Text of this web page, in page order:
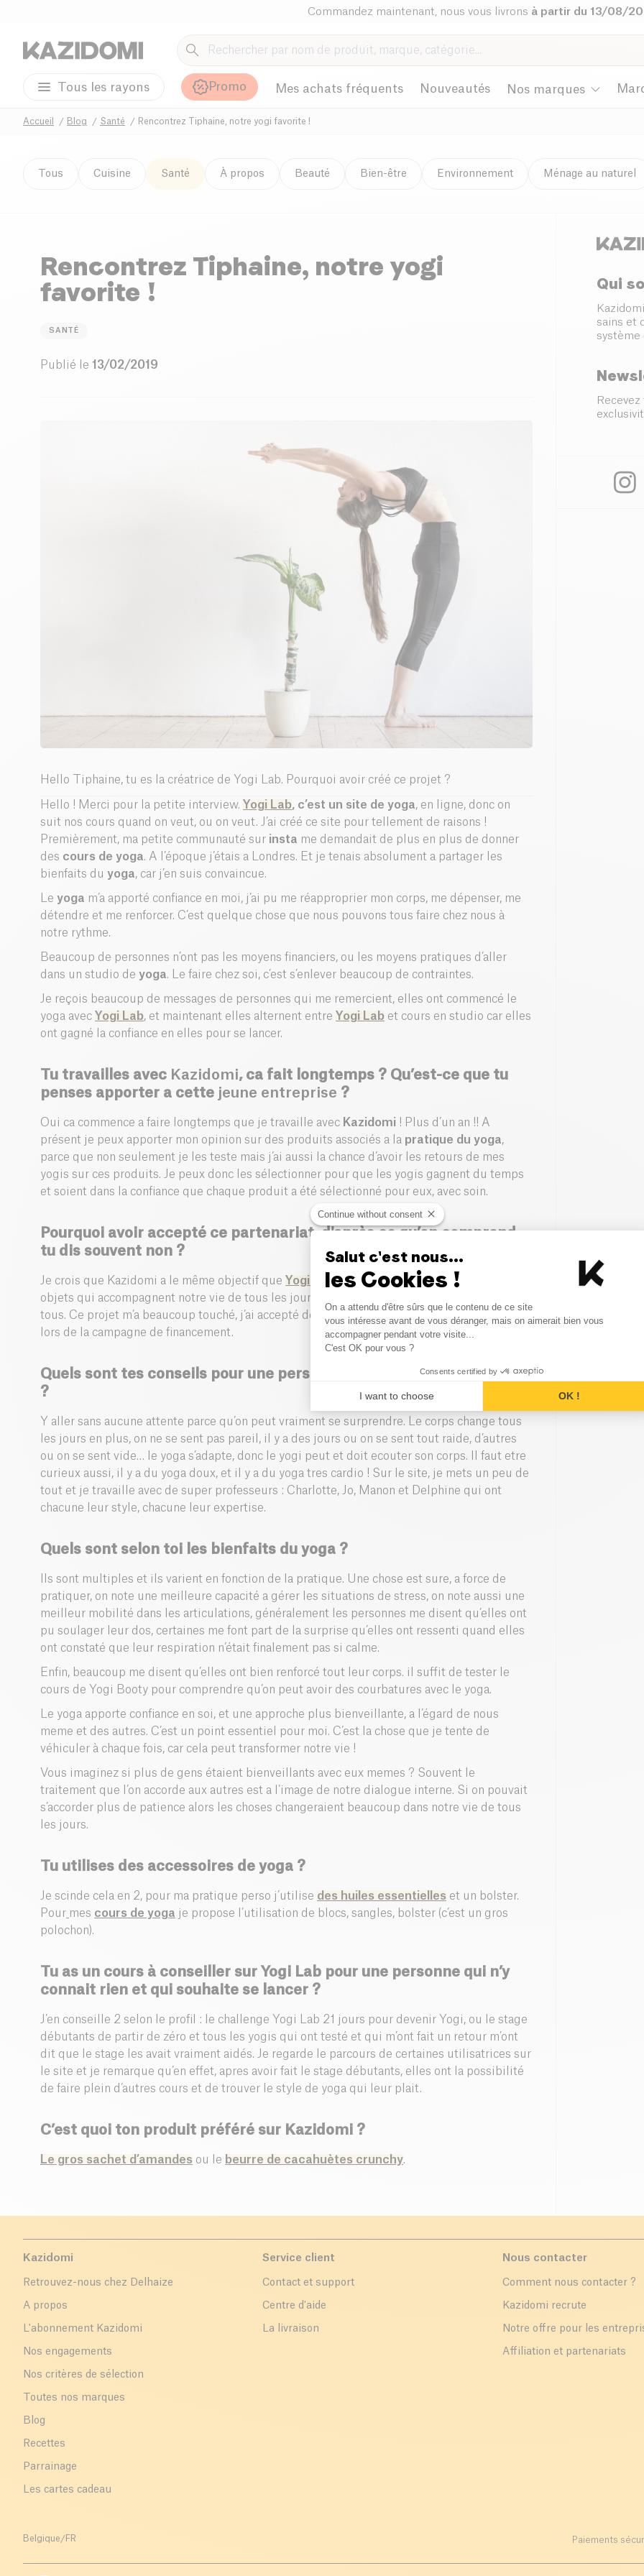
Commandez maintenant, nous vous livrons à partir du 13/08/
Tous les rayons Promo Mes achats fréquents Nouveautés Nos marques
Accueil Blog Santé Rencontrez Tiphaine, notre yogi favorite !
Tous Cuisine Santé À propos Beauté Bien-être Environnement Ménage au naturel
Rencontrez Tiphaine, notre yogi
favorite !
SANTÉ
Publié le 13/02/2019
Hello Tiphaine, tu es la créatrice de Yogi Lab. Pourquoi avoir créé ce projet ?
Hello ! Merci pour la petite interview. Yogi Lab, c’est un site de yoga, en ligne, donc on
suit nos cours quand on veut, ou on veut. J’ai créé ce site pour tellement de raisons !
Premièrement, ma petite communauté sur insta me demandait de plus en plus de donner
des cours de yoga. A l’époque j’étais a Londres. Et je tenais absolument a partager les
bienfaits du yoga, car j’en suis convaincue.
Le yoga m’a apporté confiance en moi, j’ai pu me réapproprier mon corps, me dépenser, me
détendre et me renforcer. C’est quelque chose que nous pouvons tous faire chez nous à
notre rythme.
Beaucoup de personnes n’ont pas les moyens financiers, ou les moyens pratiques d’aller
dans un studio de yoga. Le faire chez soi, c’est s’enlever beaucoup de contraintes.
Je reçois beaucoup de messages de personnes qui me remercient, elles ont commencé le
yoga avec Yogi Lab, et maintenant elles alternent entre Yogi Lab et cours en studio car elles
ont gagné la confiance en elles pour se lancer.
Tu travailles avec Kazidomi, ca fait longtemps ? Qu’est-ce que tu
penses apporter a cette jeune entreprise ?
Oui ca commence a faire longtemps que je travaille avec Kazidomi ! Plus d’un an !! A
présent je peux apporter mon opinion sur des produits associés a la pratique du yoga,
parce que non seulement je les teste mais j’ai aussi la chance d’avoir les retours de mes
yogis sur ces produits. Je peux donc les sélectionner pour que les yogis gagnent du temps
et soient dans la confiance que chaque produit a été sélectionné pour eux, avec soin.
Pourquoi avoir accepté ce partenariat, d'après ce qu’on comprend
tu dis souvent non ?
Je crois que Kazidomi a le même objectif que Yogi Lab, mais avec l’alimentation et les
objets qui accompagnent notre vie de tous les jours : c’est rendre le bio plus accessible a
tous. Ce projet m’a beaucoup touché, j’ai accepté de travailler avec Kazidomi au tout début,
lors de la campagne de financement.
Quels sont tes conseils pour une personne qui veut débuter le yoga
?
Y aller sans aucune attente parce qu’on peut vraiment se surprendre. Le corps change tous
les jours en plus, on ne se sent pas pareil, il y a des jours ou on se sent tout raide, d’autres
ou on se sent vide… le yoga s’adapte, donc le yogi peut et doit ecouter son corps. Il faut etre
curieux aussi, il y a du yoga doux, et il y a du yoga tres cardio ! Sur le site, je mets un peu de
tout et je travaille avec de super professeurs : Charlotte, Jo, Manon et Delphine qui ont
chacune leur style, chacune leur expertise.
Quels sont selon toi les bienfaits du yoga ?
Ils sont multiples et ils varient en fonction de la pratique. Une chose est sure, a force de
pratiquer, on note une meilleure capacité a gérer les situations de stress, on note aussi une
meilleur mobilité dans les articulations, généralement les personnes me disent qu’elles ont
pu soulager leur dos, certaines me font part de la surprise qu’elles ont ressenti quand elles
ont constaté que leur respiration n’était finalement pas si calme.
Enfin, beaucoup me disent qu’elles ont bien renforcé tout leur corps. il suffit de tester le
cours de Yogi Booty pour comprendre qu’on peut avoir des courbatures avec le yoga.
Le yoga apporte confiance en soi, et une approche plus bienveillante, a l’égard de nous
meme et des autres. C’est un point essentiel pour moi. C’est la chose que je tente de
véhiculer à chaque fois, car cela peut transformer notre vie !
Vous imaginez si plus de gens étaient bienveillants avec eux memes ? Souvent le
traitement que l’on accorde aux autres est a l’image de notre dialogue interne. Si on pouvait
s’accorder plus de patience alors les choses changeraient beaucoup dans notre vie de tous
les jours.
Tu utilises des accessoires de yoga ?
Je scinde cela en 2, pour ma pratique perso j’utilise des huiles essentielles et un bolster.
Pour mes cours de yoga je propose l’utilisation de blocs, sangles, bolster (c’est un gros
polochon).
Tu as un cours à conseiller sur Yogi Lab pour une personne qui n’y
connait rien et qui souhaite se lancer ?
J’en conseille 2 selon le profil : le challenge Yogi Lab 21 jours pour devenir Yogi, ou le stage
débutants de partir de zéro et tous les yogis qui ont testé et qui m’ont fait un retour m’ont
dit que le stage les avait vraiment aidés. Je regarde le parcours de certaines utilisatrices sur
le site et je remarque qu’en effet, apres avoir fait le stage débutants, elles ont la possibilité
de faire plein d’autres cours et de trouver le style de yoga qui leur plait.
C’est quoi ton produit préféré sur Kazidomi ?
Le gros sachet d’amandes ou le beurre de cacahuètes crunchy.
Qui
sains et
système
Kazidomi
Retrouvez-nous chez Delhaize
A propos
L'abonnement Kazidomi
Nos engagements
Nos critères de sélection
Toutes nos marques
Blog
Recettes
Parrainage
Les cartes cadeau
Service client
Contact et support
Centre d'aide
La livraison
Nous contacter
Comment nous contacter ?
Kazidomi recrute
Notre offre pour les
Affiliation et partenariats
Belgique /FR Paiements
Continue without consent
Salut c'est nous...
les Cookies !
Consent Management
On a attendu d'être sûrs que le contenu de ce site
vous intéresse avant de vous déranger, mais on aimerait bien vous
accompagner pendant votre visite...
C'est OK pour vous ?
Consents certified by
I want to choose OK !
Axeptio consent